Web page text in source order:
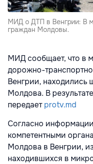
МИД о ДТП в Венгрии: В
граждан Молдовы.
МИД сообщает, что в
дорожно-
Венгрии, находились
Молдова. В
передаетprotv.md
Согласно
компетентными
Молдова в Венгрии,
находившихся в